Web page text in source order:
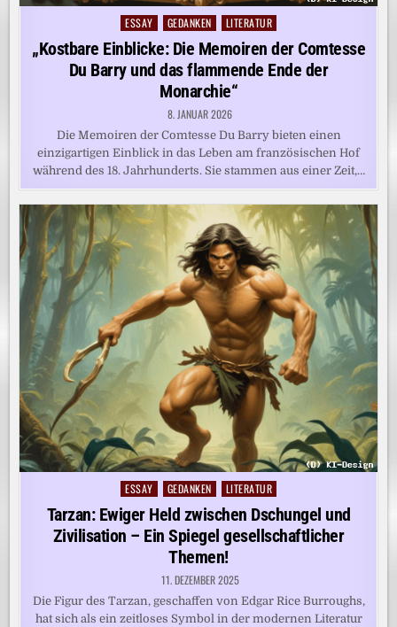
Posted
in
ESSAY GEDANKEN LITERATUR
„Kostbare Einblicke: Die Memoiren der Comtesse
Du Barry und das flammende Ende der
Monarchie“
8. JANUAR 2026
Die Memoiren der Comtesse Du Barry bieten einen
einzigartigen Einblick in das Leben am französischen Hof
während des 18. Jahrhunderts. Sie stammen aus einer Zeit,…
Posted
in
ESSAY GEDANKEN LITERATUR
Tarzan: Ewiger Held zwischen Dschungel und
Zivilisation – Ein Spiegel gesellschaftlicher
Themen!
11. DEZEMBER 2025
Die Figur des Tarzan, geschaffen von Edgar Rice Burroughs,
hat sich als ein zeitloses Symbol in der modernen Literatur